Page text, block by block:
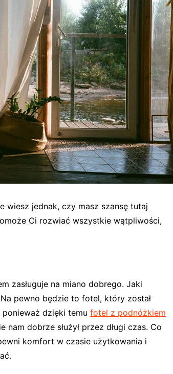
wiesz jednak, czy masz szansę tutaj
Ci rozwiać wszystkie wątpliwości,
zasługuje na miano dobrego. Jaki
pewno będzie to fotel, który został
dzięki temu fotel z podnóżkiem
dobrze służył przez długi czas. Co
komfort w czasie użytkowania i